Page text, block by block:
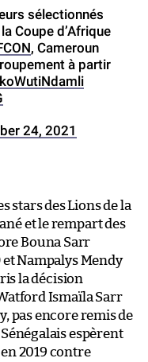
sélectionnés
Coupe d’Afrique
, Cameroun
à partir
24, 2021
stars des Lions de la
et le rempart des
Bouna Sarr
Nampalys Mendy
la décision
Ismaïla Sarr
pas encore remis de
espèrent
2019 contre